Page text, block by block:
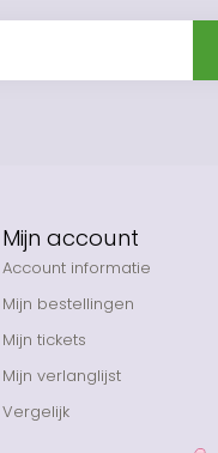
Mijn account
Account informatie
Mijn bestellingen
Mijn tickets
Mijn verlanglijst
Vergelijk